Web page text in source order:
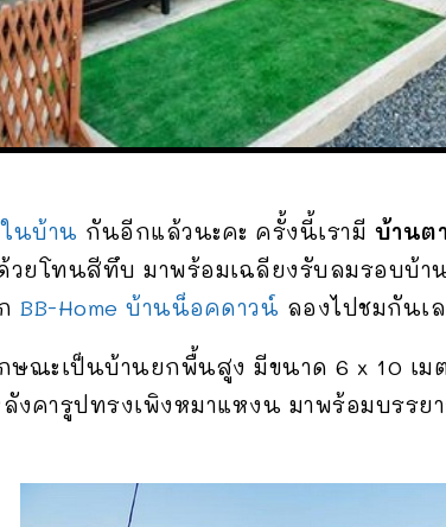
ในบ้าน กันอีกแล้วนะคะ ครั้งนี้เรามี บ้านต
วยโทนสีทึบ มาพร้อมเฉลียงรับลมรอบบ้า
BB-Home บ้านน็อคดาวน์ ลองไปชมกันเ
ณะเป็นบ้านยกพื้นสูง มีขนาด 6 x 10 เม
ลังคารูปทรงเพิงหมาแหงน มาพร้อมบร